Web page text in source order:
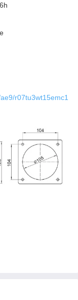
r07tu3wt15emc1